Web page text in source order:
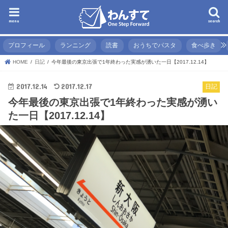
search
menu
プロフィール ランニング 読書 おうちでパスタ 食べ歩き
HOME 日記 今年最後の東京出張で1年終わった実感が湧いた一日【2017.12.14】
日記
2017.12.14 2017.12.17
今年最後の東京出張で1年終わった実感が湧い
た一日【2017.12.14】